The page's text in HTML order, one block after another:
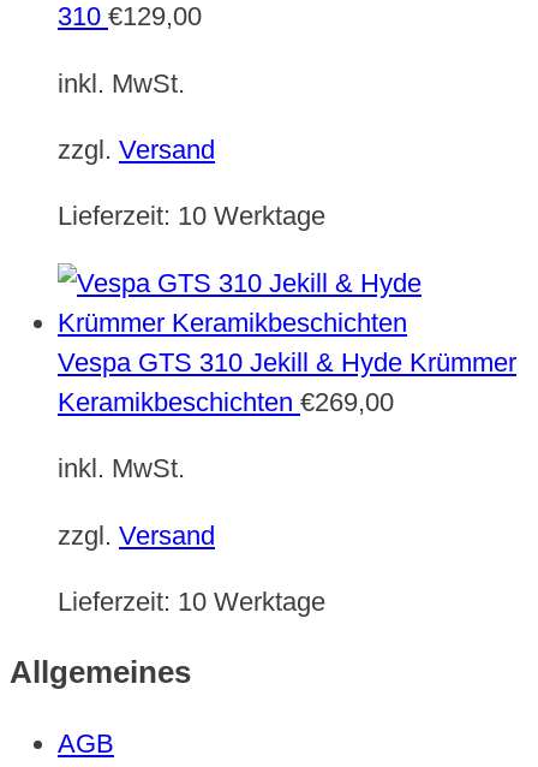
310 €129,00
inkl. MwSt.
zzgl. Versand
Lieferzeit: 10 Werktage
Vespa GTS 310 Jekill & Hyde Krümmer
Keramikbeschichten €269,00
inkl. MwSt.
zzgl. Versand
Lieferzeit: 10 Werktage
Allgemeines
AGB